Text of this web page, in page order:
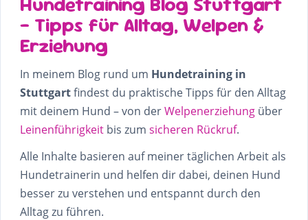
– Tipps für Alltag, Welpen &
Erziehung
In meinem Blog rund um Hundetraining in
Stuttgartfindest du praktische Tipps für den Alltag
mit deinem Hund – von derWelpenerziehung über
Leinenführigkeit bis zum sicheren Rückruf.
Alle Inhalte basieren auf meiner täglichen Arbeit als
Hundetrainerin und helfen dir dabei, deinen Hund
besser zu verstehen und entspannt durch den
Alltag zu führen.